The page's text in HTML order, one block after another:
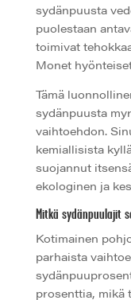
sydänpuusta
puolestaan
toimivat
Monet
Tämä
sydänpuusta
vaihtoehdon.
kemiallisista
suojannut
ekologinen ja
Mitkä sydänpuulajit
Kotimainen
parhaista
prosenttia, mikä